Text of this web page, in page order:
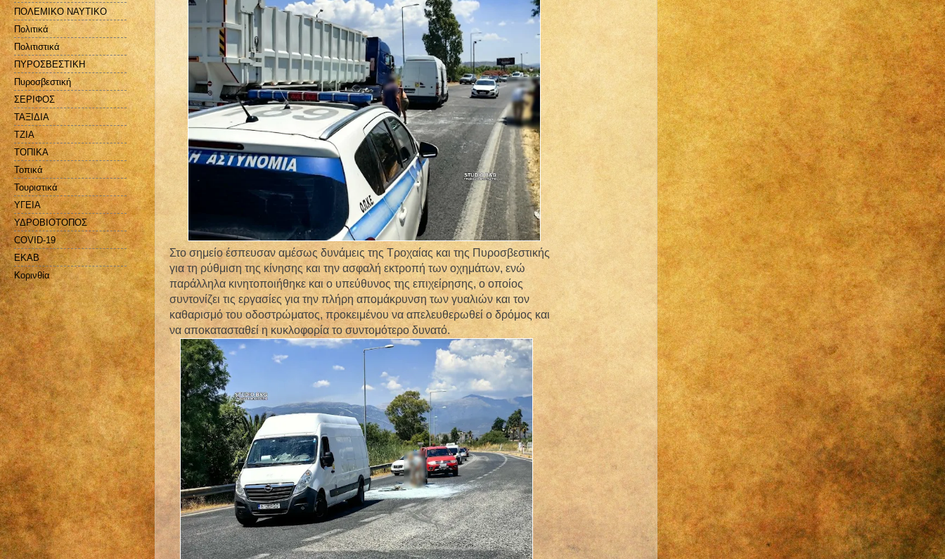
Στο σημείο έσπευσαν αμέσως δυνάμεις της Τροχαίας και της Πυροσβεστικής
για τη ρύθμιση της κίνησης και την ασφαλή εκτροπή των οχημάτων, ενώ
παράλληλα κινητοποιήθηκε και ο υπεύθυνος της επιχείρησης, ο οποίος
συντονίζει τις εργασίες για την πλήρη απομάκρυνση των γυαλιών και τον
καθαρισμό του οδοστρώματος, προκειμένου να απελευθερωθεί ο δρόμος και
να αποκατασταθεί η κυκλοφορία το συντομότερο δυνατό.
ΠΟΛΕΜΙΚΟ ΝΑΥΤΙΚΟ
Πολιτικά
Πολιτιστικά
ΠΥΡΟΣΒΕΣΤΙΚΗ
Πυροσβεστική
ΣΕΡΙΦΟΣ
ΤΑΞΙΔΙΑ
ΤΖΙΑ
ΤΟΠΙΚΑ
Τοπικά
Τουριστικά
ΥΓΕΙΑ
ΥΔΡΟΒΙΟΤΟΠΟΣ
COVID-19
EKAB
Kορινθία